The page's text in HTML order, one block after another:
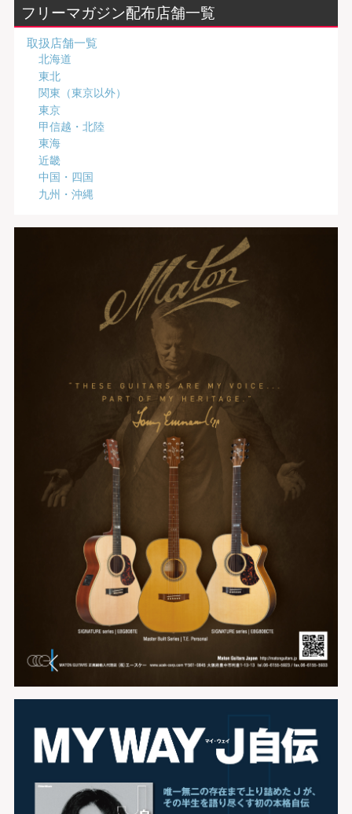
フリーマガジン配布店舗一覧
取扱店舗一覧
北海道
東北
関東（東京以外）
東京
甲信越・北陸
東海
近畿
中国・四国
九州・沖縄